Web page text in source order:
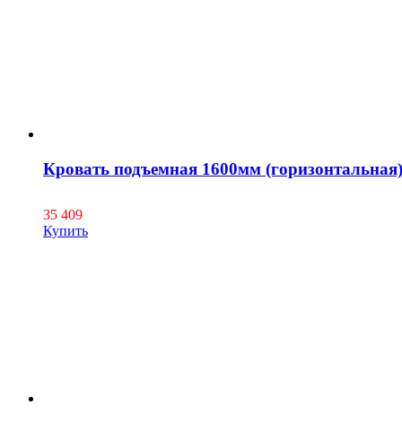
Кровать подъемная 1600мм
35 409
Купить